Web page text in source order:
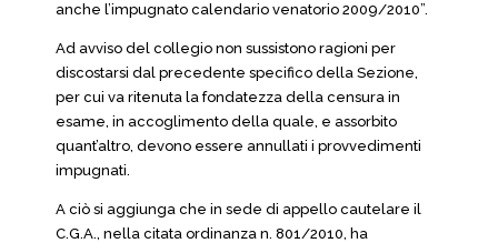
anche l’impugnato calendario venatorio 2009/2010”.
Ad avviso del collegio non sussistono ragioni per
discostarsi dal precedente specifico della Sezione,
per cui va ritenuta la fondatezza della censura in
esame, in accoglimento della quale, e assorbito
quant’altro, devono essere annullati i provvedimenti
impugnati.
A ciò si aggiunga che in sede di appello cautelare il
C.G.A., nella citata ordinanza n. 801/2010, ha